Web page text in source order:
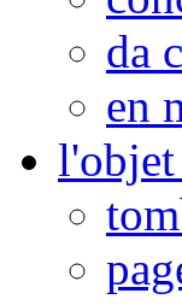
da
en
l'objet